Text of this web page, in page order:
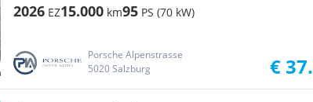
2026 EZ15.000 km95 PS (70 kW)
Porsche Alpenstrasse
5020 Salzburg
€